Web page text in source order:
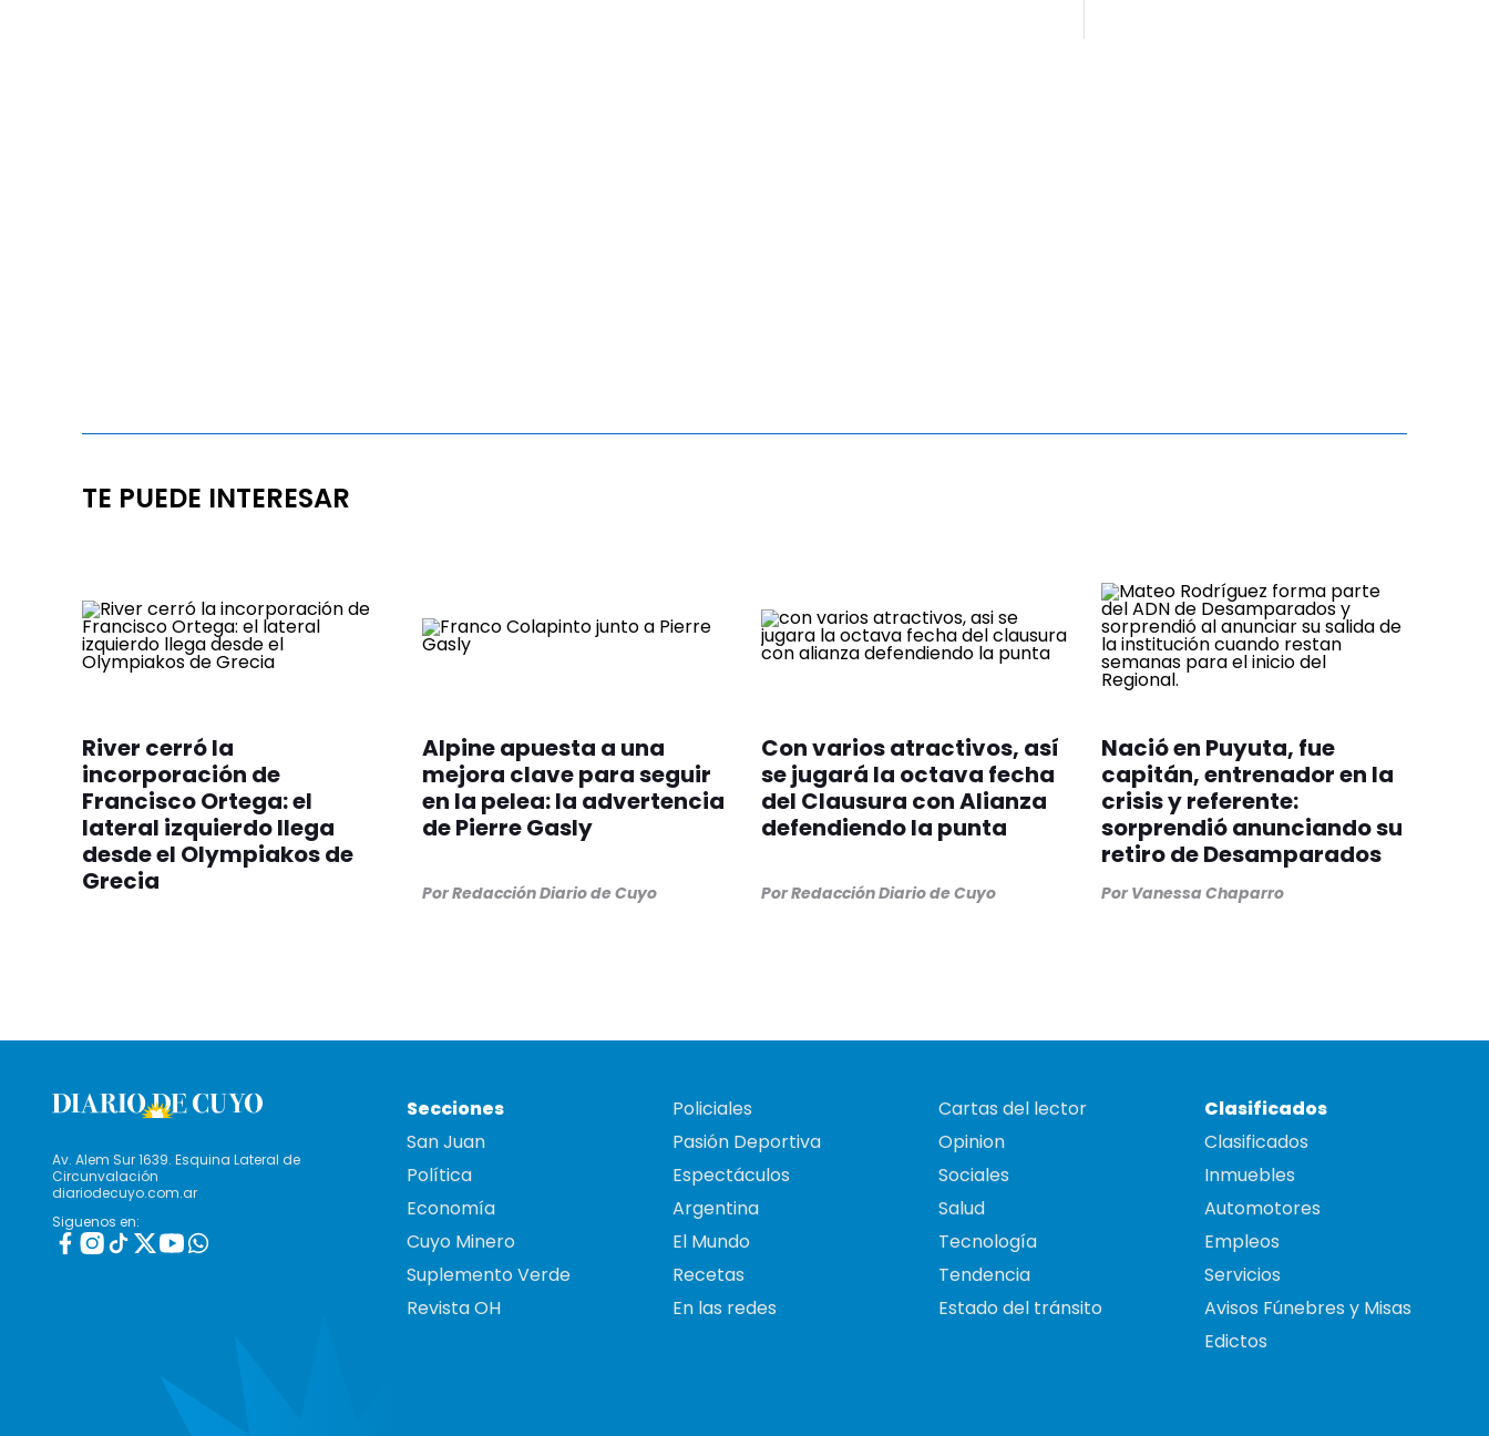
TE PUEDE INTERESAR
River cerró la
incorporación de
Francisco Ortega: el
lateral izquierdo llega
desde el Olympiakos de
Grecia
Alpine apuesta a una
mejora clave para seguir
en la pelea: la advertencia
de Pierre Gasly
PorRedacción Diario de Cuyo
Con varios atractivos, así
se jugará la octava fecha
del Clausura con Alianza
defendiendo la punta
PorRedacción Diario de Cuyo
Nació en Puyuta, fue
capitán, entrenador en la
crisis y referente:
sorprendió anunciando su
retiro de Desamparados
Por Vanessa Chaparro
Av. Alem Sur 1639. Esquina Lateral de
Circunvalación
diariodecuyo.com.ar
Siguenos en:
Secciones
San Juan
Política
Economía
Cuyo Minero
Suplemento Verde
Revista OH
Policiales
Pasión Deportiva
Espectáculos
Argentina
El Mundo
Recetas
En las redes
Cartas del lector
Opinion
Sociales
Salud
Tecnología
Tendencia
Estado del tránsito
Clasificados
Clasificados
Inmuebles
Automotores
Empleos
Servicios
Avisos Fúnebres y Misas
Edictos